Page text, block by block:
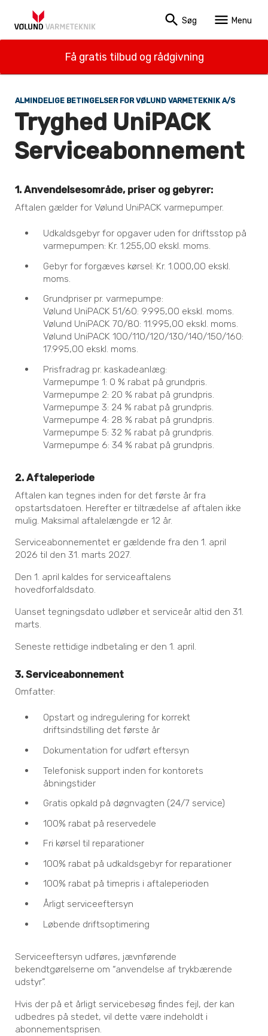
search Søg menu Menu
Få gratis tilbud og rådgivning
ALMINDELIGE BETINGELSER FOR VØLUND VARMETEKNIK A/S
Tryghed UniPACK
Serviceabonnement
1. Anvendelsesområde, priser og gebyrer:
Aftalen gælder for Vølund UniPACK varmepumper.
Udkaldsgebyr for opgaver uden for driftsstop på
varmepumpen: Kr. 1.255,00 ekskl. moms.
Gebyr for forgæves kørsel: Kr. 1.000,00 ekskl.
moms.
Grundpriser pr. varmepumpe:
Vølund UniPACK 51/60: 9.995,00 ekskl. moms.
Vølund UniPACK 70/80: 11.995,00 ekskl. moms.
Vølund UniPACK 100/110/120/130/140/150/160:
17.995,00 ekskl. moms.
Prisfradrag pr. kaskadeanlæg:
Varmepumpe 1: 0 % rabat på grundpris.
Varmepumpe 2: 20 % rabat på grundpris.
Varmepumpe 3: 24 % rabat på grundpris.
Varmepumpe 4: 28 % rabat på grundpris.
Varmepumpe 5: 32 % rabat på grundpris.
Varmepumpe 6: 34 % rabat på grundpris.
2. Aftaleperiode
Aftalen kan tegnes inden for det første år fra
opstartsdatoen. Herefter er tiltrædelse af aftalen ikke
mulig. Maksimal aftalelængde er 12 år.
Serviceabonnementet er gældende fra den 1. april
2026 til den 31. marts 2027.
Den 1. april kaldes for serviceaftalens
hovedforfaldsdato.
Uanset tegningsdato udløber et serviceår altid den 31.
marts.
Seneste rettidige indbetaling er den 1. april.
3. Serviceabonnement
Omfatter:
Opstart og indregulering for korrekt
driftsindstilling det første år
Dokumentation for udført eftersyn
Telefonisk support inden for kontorets
åbningstider
Gratis opkald på døgnvagten (24/7 service)
100% rabat på reservedele
Fri kørsel til reparationer
100% rabat på udkaldsgebyr for reparationer
100% rabat på timepris i aftaleperioden
Årligt serviceeftersyn
Løbende driftsoptimering
Serviceeftersyn udføres, jævnførende
bekendtgørelserne om “anvendelse af trykbærende
udstyr”.
Hvis der på et årligt servicebesøg findes fejl, der kan
udbedres på stedet, vil dette være indeholdt i
abonnementsprisen.